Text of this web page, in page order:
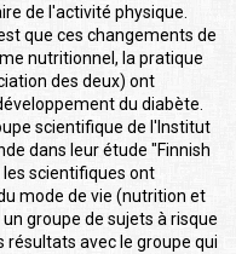
de l'activité physique.
que ces changements de
nutritionnel, la pratique
des deux) ont
du diabète.
scientifique de l'Institut
dans leur étude "Finnish
les scientifiques ont
mode de vie (nutrition et
groupe de sujets à risque
avec le groupe qui